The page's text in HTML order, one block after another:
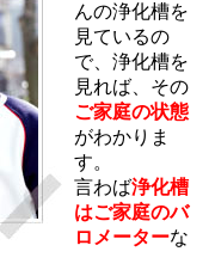
んの浄化槽を
見ているの
で、浄化槽を
見れば、その
ご家庭の状態
がわかりま
す。
言わば浄化槽
はご家庭のバ
ロメーターな